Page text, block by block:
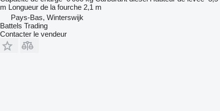
m Longueur de la fourche 2,1 m
Pays-Bas, Winterswijk
Battels Trading
Contacter le vendeur